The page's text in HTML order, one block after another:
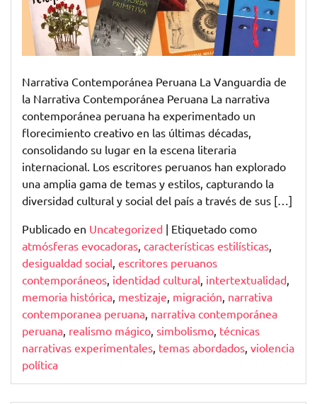
Narrativa Contemporánea Peruana La Vanguardia de
la Narrativa Contemporánea Peruana La narrativa
contemporánea peruana ha experimentado un
florecimiento creativo en las últimas décadas,
consolidando su lugar en la escena literaria
internacional. Los escritores peruanos han explorado
una amplia gama de temas y estilos, capturando la
diversidad cultural y social del país a través de sus […]
Publicado en Uncategorized | Etiquetado como
atmósferas evocadoras, características estilísticas,
desigualdad social, escritores peruanos
contemporáneos, identidad cultural, intertextualidad,
memoria histórica, mestizaje, migración, narrativa
contemporanea peruana, narrativa contemporánea
peruana, realismo mágico, simbolismo, técnicas
narrativas experimentales, temas abordados, violencia
política